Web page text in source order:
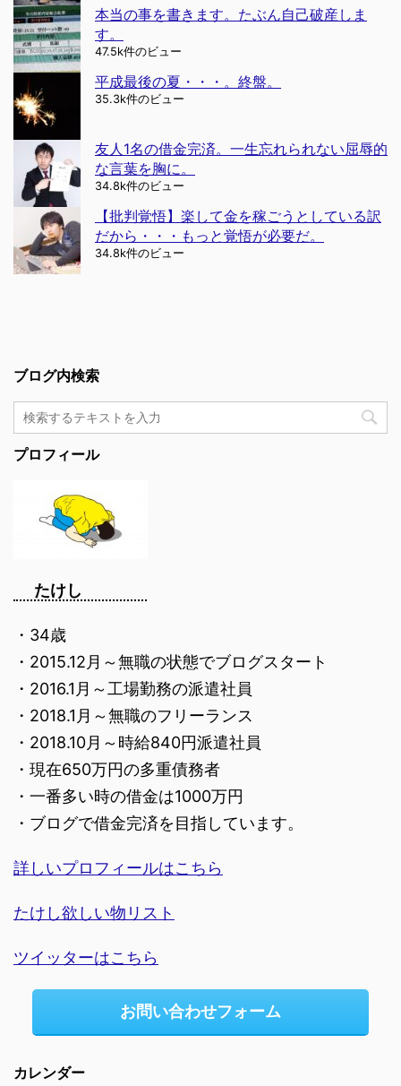
本当の事を書きます。たぶん自己破産しま
す。
47.5k件のビュー
平成最後の夏・・・。終盤。
35.3k件のビュー
友人1名の借金完済。一生忘れられない屈辱的
な言葉を胸に。
34.8k件のビュー
【批判覚悟】楽して金を稼ごうとしている訳
だから・・・もっと覚悟が必要だ。
34.8k件のビュー
ブログ内検索
プロフィール
たけし
・34歳
・2015.12月～無職の状態でブログスタート
・2016.1月～工場勤務の派遣社員
・2018.1月～無職のフリーランス
・2018.10月～時給840円派遣社員
・現在650万円の多重債務者
・一番多い時の借金は1000万円
・ブログで借金完済を目指しています。
詳しいプロフィールはこちら
たけし欲しい物リスト
ツイッターはこちら
お問い合わせフォーム
カレンダー